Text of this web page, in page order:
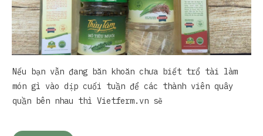
Nếu bạn vẫn đang băn khoăn chưa biết trổ tài làm
món gì vào dịp cuối tuần để các thành viên quây
quần bên nhau thì Vietferm.vn sẽ